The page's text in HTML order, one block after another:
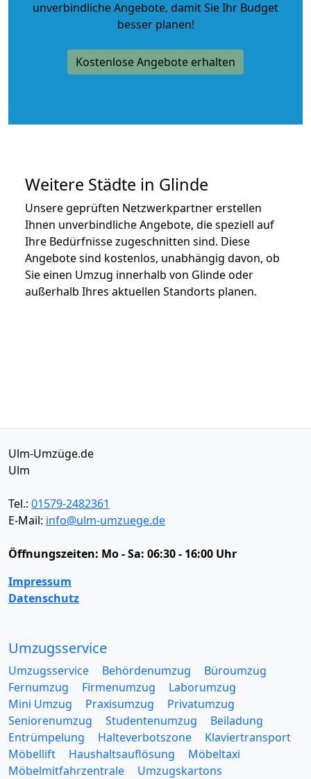
unverbindliche Angebote, damit Sie Ihr Budget
besser planen!
Kostenlose Angebote erhalten
Weitere Städte in Glinde
Unsere geprüften Netzwerkpartner erstellen
Ihnen unverbindliche Angebote, die speziell auf
Ihre Bedürfnisse zugeschnitten sind. Diese
Angebote sind kostenlos, unabhängig davon, ob
Sie einen Umzug innerhalb von Glinde oder
außerhalb Ihres aktuellen Standorts planen.
Ulm-Umzüge.de
Ulm
Tel.: 01579-2482361
E-Mail: info@ulm-umzuege.de
Öffnungszeiten: Mo - Sa: 06:30 - 16:00 Uhr
Impressum
Datenschutz
Umzugsservice
Umzugsservice Behördenumzug
Büroumzug
Fernumzug
Firmenumzug
Laborumzug
Mini Umzug
Praxisumzug
Privatumzug
Seniorenumzug
Studentenumzug
Beiladung
Entrümpelung
Halteverbotszone
Klaviertransport
Möbellift
Haushaltsauflösung
Möbeltaxi
Möbelmitfahrzentrale
Umzugskartons